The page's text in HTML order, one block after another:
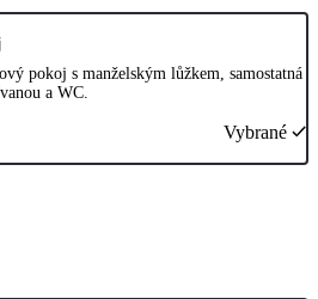
pokoj s manželským lůžkem, samostatná
a WC.
Vybrané